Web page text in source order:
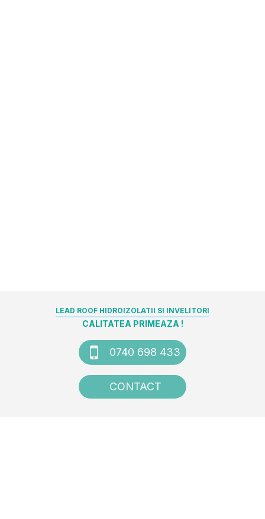
LEAD ROOF HIDROIZOLATII SI INVELITORI
CALITATEA PRIMEAZA !
0740 698 433
CONTACT